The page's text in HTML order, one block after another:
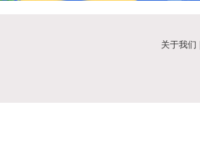
关于我们